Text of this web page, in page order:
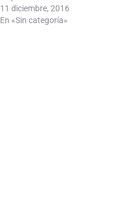
11 diciembre, 2016
En «Sin categoría»